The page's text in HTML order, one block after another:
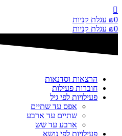
דלג
לתוכן
₪0
עגלת קניות
₪0 עגלת קניות
הרצאות וסדנאות
חוברות פעילות
פעילויות לפי גיל
אפס עד שתיים
שתיים עד ארבע
ארבע עד שש
פעילויות לפי נושא